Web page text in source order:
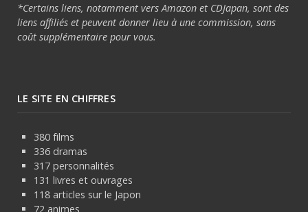
*Certains liens, notamment vers Amazon et CDJapan, sont des
liens affiliés et peuvent donner lieu à une commission, sans
coût supplémentaire pour vous.
LE SITE EN CHIFFRES
380 films
336 dramas
317 personnalités
131 livres et ouvrages
118 articles sur le Japon
72 animes